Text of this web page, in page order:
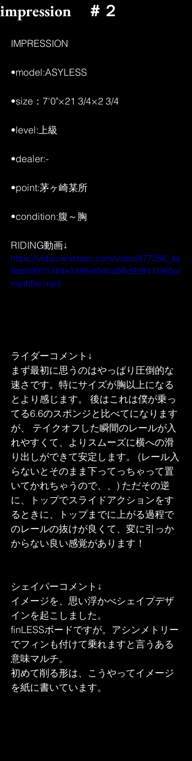
impression ＃２
IMPRESSION
•model:ASYLESS
•size：7'0"×21 3/4×2 3/4
•level:上級
•dealer:-
•point:茅ヶ崎某所
•condition:腹～胸
RIDING動画↓
https://video.wixstatic.com/video/477256_4a
9db09975164e2498ef0dbd88d92941/360p/
mp4/file.mp4
ライダーコメント↓
まず最初に思うのはやっぱり圧倒的な
速さです。特にサイズが胸以上になる
とより感じます。 後はこれは僕が乗っ
てる6.6のスポンジと比べてになります
が、 テイクオフした瞬間のレールが入
れやすくて、よりスムーズに横への滑
り出しができて安定します。 (レール入
らないとそのまま下ってっちゃって置
いてかれちゃうので、、) ただその逆
に、トップでスライドアクションをす
るときに、トップまでに上がる過程で
のレールの抜けが良くて、変に引っか
からない良い感覚があります！
シェイパーコメント↓
イメージを、思い浮かべシェイプデザ
インを起こしました。
finLESSボードですが。アシンメトリー
でフィンも付けて乗れますと言うある
意味マルチ。
初めて削る形は、こうやってイメージ
を紙に書いています。